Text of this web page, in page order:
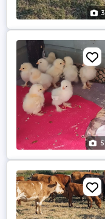
3
5